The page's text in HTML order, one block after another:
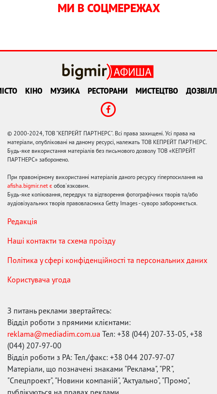
МИ В СОЦМЕРЕЖАХ
КІНО МУЗИКА РЕСТОРАНИ МИСТЕЦТВО
© 2000-2024, ТОВ "КЕПРЕЙТ ПАРТНЕРС". Всі права захищені. Усі права на
матеріали, опубліковані на даному ресурсі, належать ТОВ КЕПРЕЙТ ПАРТНЕРС.
Будь-яке використання матеріалів без письмового дозволу ТОВ «КЕПРЕЙТ
ПАРТНЕРС» заборонено.
При правомірному використанні матеріалів даного ресурсу гіперпосилання на
afisha.bigmir.net є обов'язковим.
Будь-яке копіювання, передрук та відтворення фотографічних творів та/або
аудіовізуальних творів правовласника Getty Images - суворо забороняється.
Редакція
Наші контакти та схема проїзду
Політика у сфері конфіденційності та персональних даних
Користувача угода
З питань реклами звертайтесь:
Відділ роботи з прямими клієнтами:
reklama@mediadim.com.ua Тел: +38 (044) 207-33-05, +38
(044) 207-97-00
Відділ роботи з РА: Тел./факс: +38 044 207-97-07
Матеріали, що позначені знаками "Реклама", "PR",
"Спецпроект", "Новини компаній", "Актуально", "Промо",
публікуються на правах реклами